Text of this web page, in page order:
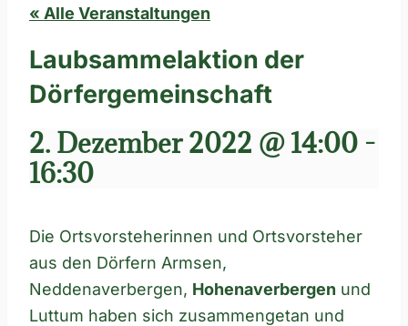
« Alle Veranstaltungen
Laubsammelaktion der
Dörfergemeinschaft
2. Dezember 2022 @ 14:00 -
16:30
Die Ortsvorsteherinnen und Ortsvorsteher
aus den Dörfern Armsen,
Neddenaverbergen, Hohenaverbergen und
Luttum haben sich zusammengetan und